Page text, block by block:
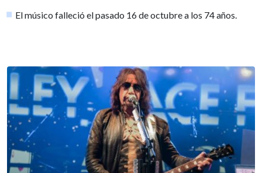
El músico falleció el pasado 16 de octubre a los 74 años.